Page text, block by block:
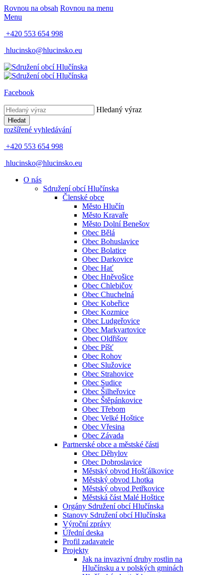
Rovnou na obsah Rovnou na menu
Menu
+420 553 654 998
hlucinsko@hlucinsko.eu
Facebook
Hledaný výraz
Hledat
rozšířené vyhledávání
+420 553 654 998
hlucinsko@hlucinsko.eu
O nás
Sdružení obcí Hlučínska
Členské obce
Město Hlučín
Město Kravaře
Město Dolní Benešov
Obec Bělá
Obec Bohuslavice
Obec Bolatice
Obec Darkovice
Obec Hať
Obec Hněvošice
Obec Chlebičov
Obec Chuchelná
Obec Kobeřice
Obec Kozmice
Obec Ludgeřovice
Obec Markvartovice
Obec Oldřišov
Obec Píšť
Obec Rohov
Obec Služovice
Obec Strahovice
Obec Sudice
Obec Šilheřovice
Obec Štěpánkovice
Obec Třebom
Obec Velké Hoštice
Obec Vřesina
Obec Závada
Partnerské obce a městské části
Obec Děhylov
Obec Dobroslavice
Městský obvod Hošťálkovice
Městský obvod Lhotka
Městský obvod Petřkovice
Městská část Malé Hoštice
Orgány Sdružení obcí Hlučínska
Stanovy Sdružení obcí Hlučínska
Výroční zprávy
Úřední deska
Profil zadavatele
Projekty
Jak na invazivní druhy rostlin na
Hlučínsku a v polských gminách